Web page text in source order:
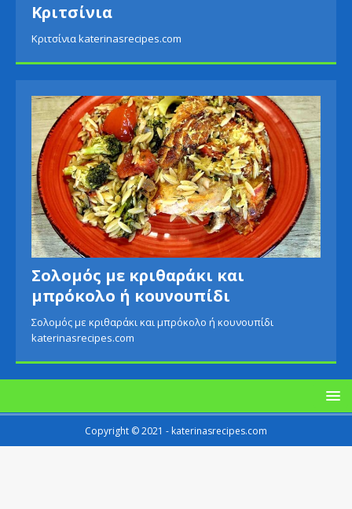
Κριτσίνια
Κριτσίνια katerinasrecipes.com
Σολομός με κριθαράκι και
μπρόκολο ή κουνουπίδι
Σολομός με κριθαράκι και μπρόκολο ή κουνουπίδι
katerinasrecipes.com
Copyright © 2021 - katerinasrecipes.com